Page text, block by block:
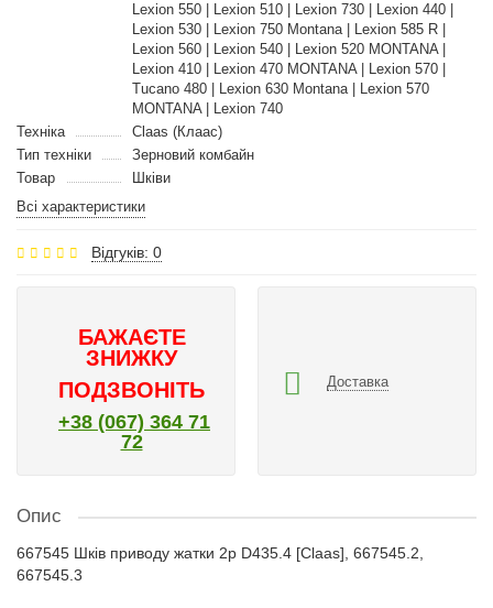
Lexion 550 | Lexion 510 | Lexion 730 | Lexion 440 |
Lexion 530 | Lexion 750 Montana | Lexion 585 R |
Lexion 560 | Lexion 540 | Lexion 520 MONTANA |
Lexion 410 | Lexion 470 MONTANA | Lexion 570 |
Tucano 480 | Lexion 630 Montana | Lexion 570
MONTANA | Lexion 740
Техніка
Claas (Клаас)
Тип техніки
Зерновий комбайн
Товар
Шківи
Всі характеристики
Відгуків: 0
БАЖАЄТЕ
ЗНИЖКУ
ПОДЗВОНІТЬ
+38 (067) 364 71
72
Доставка
Опис
667545 Шків приводу жатки 2р D435.4 [Claas], 667545.2,
667545.3